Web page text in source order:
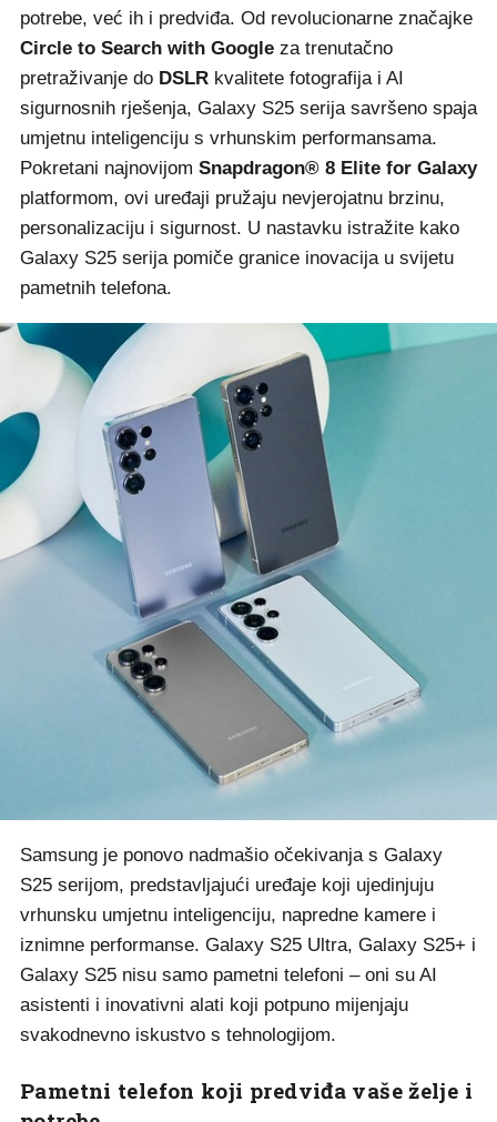
potrebe, već ih i predviđa. Od revolucionarne značajke
Circle to Search with Google za trenutačno
pretraživanje do DSLR kvalitete fotografija i AI
sigurnosnih rješenja, Galaxy S25 serija savršeno spaja
umjetnu inteligenciju s vrhunskim performansama.
Pokretani najnovijom Snapdragon® 8 Elite for Galaxy
platformom, ovi uređaji pružaju nevjerojatnu brzinu,
personalizaciju i sigurnost. U nastavku istražite kako
Galaxy S25 serija pomiče granice inovacija u svijetu
pametnih telefona.
Samsung je ponovo nadmašio očekivanja s Galaxy
S25 serijom, predstavljajući uređaje koji ujedinjuju
vrhunsku umjetnu inteligenciju, napredne kamere i
iznimne performanse. Galaxy S25 Ultra, Galaxy S25+ i
Galaxy S25 nisu samo pametni telefoni – oni su AI
asistenti i inovativni alati koji potpuno mijenjaju
svakodnevno iskustvo s tehnologijom.
Pametni telefon koji predviđa vaše želje i